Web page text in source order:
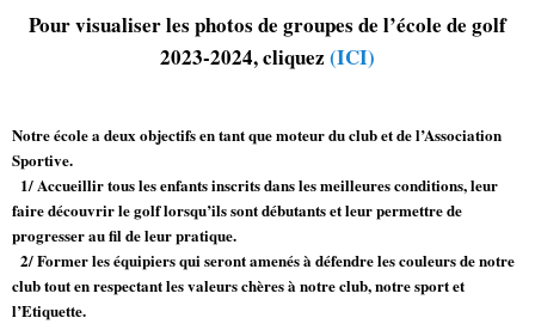
Pour visualiser les photos de groupes de l’école de golf
2023-2024, cliquez (ICI)
Notre école a deux objectifs en tant que moteur du club et de l’Association
Sportive.
1/ Accueillir tous les enfants inscrits dans les meilleures conditions, leur
faire découvrir le golf lorsqu’ils sont débutants et leur permettre de
progresser au fil de leur pratique.
2/ Former les équipiers qui seront amenés à défendre les couleurs de notre
club tout en respectant les valeurs chères à notre club, notre sport et
l’Etiquette.